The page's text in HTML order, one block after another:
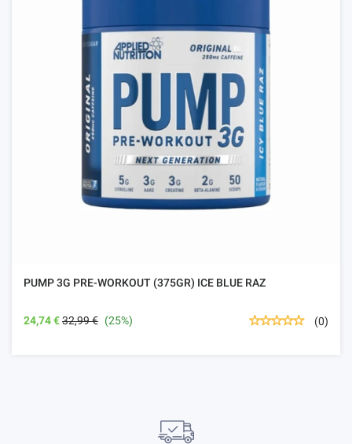
PUMP 3G PRE-WORKOUT (375GR) ICE BLUE RAZ
24,74 €32,99 € (25%) (0)